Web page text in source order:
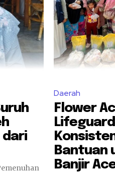
dari
Daerah
Flower
Bantuan
Banjir